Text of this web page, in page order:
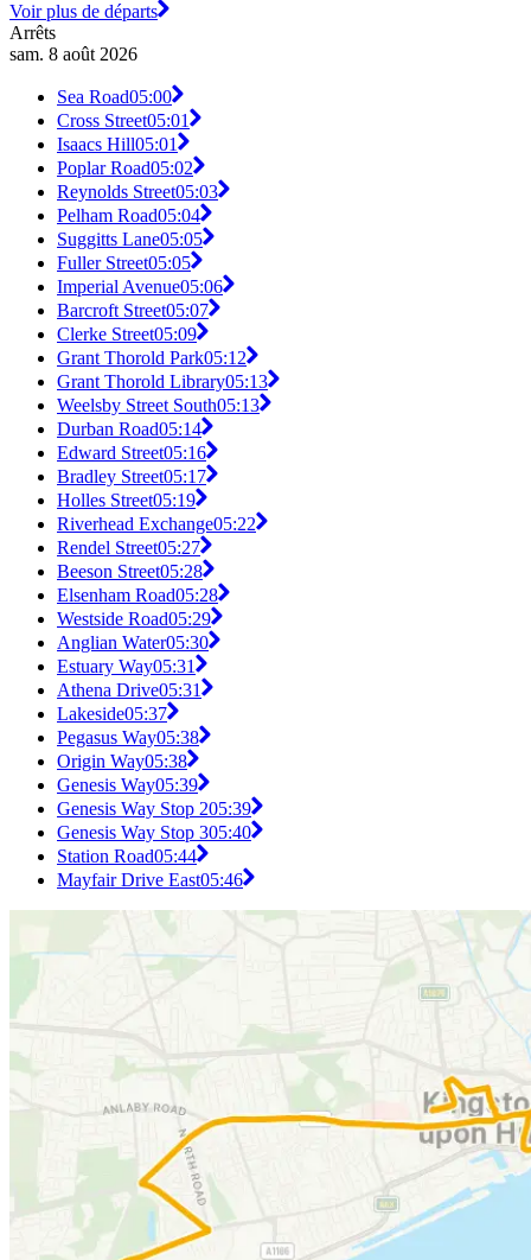
Voir plus de départs
Arrêts
sam. 8 août 2026
Sea Road05:00
Cross Street05:01
Isaacs Hill05:01
Poplar Road05:02
Reynolds Street05:03
Pelham Road05:04
Suggitts Lane05:05
Fuller Street05:05
Imperial Avenue05:06
Barcroft Street05:07
Clerke Street05:09
Grant Thorold Park05:12
Grant Thorold Library05:13
Weelsby Street South05:13
Durban Road05:14
Edward Street05:16
Bradley Street05:17
Holles Street05:19
Riverhead Exchange05:22
Rendel Street05:27
Beeson Street05:28
Elsenham Road05:28
Westside Road05:29
Anglian Water05:30
Estuary Way05:31
Athena Drive05:31
Lakeside05:37
Pegasus Way05:38
Origin Way05:38
Genesis Way05:39
Genesis Way Stop 205:39
Genesis Way Stop 305:40
Station Road05:44
Mayfair Drive East05:46